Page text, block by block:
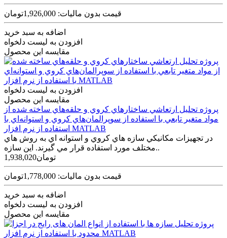
قیمت بدون مالیات: 1,926,000تومان
اضافه به سبد خرید
افزودن به لیست دلخواه
مقایسه این محصول
افزودن به لیست دلخواه
مقایسه این محصول
پروژه تحليل ارتعاشي ساختارهاي کروي و حلقه‌هاي ساخته شده از
مواد متغير تابعي با استفاده از سوپرالمان‌هاي کروي و استوانه‌اي با
استفاده از نرم افزار MATLAB
در تجهيزات مکانيکي سازه هاي کروي و استوانه­ اي به روش هاي
مختلف مورد استفاده قرار مي گيرند. اين سازه..
1,938,020تومان
قیمت بدون مالیات: 1,778,000تومان
اضافه به سبد خرید
افزودن به لیست دلخواه
مقایسه این محصول